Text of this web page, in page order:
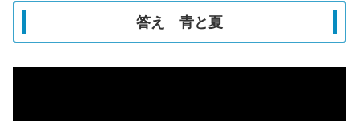
答え 青と夏